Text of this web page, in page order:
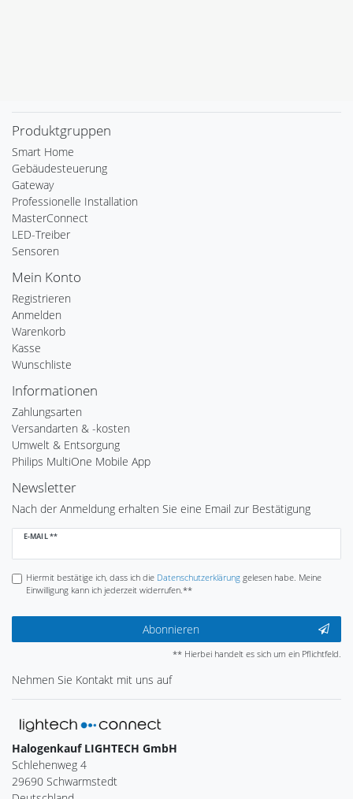
Produktgruppen
Smart Home
Gebäudesteuerung
Gateway
Professionelle Installation
MasterConnect
LED-Treiber
Sensoren
Mein Konto
Registrieren
Anmelden
Warenkorb
Kasse
Wunschliste
Informationen
Zahlungsarten
Versandarten & -kosten
Umwelt & Entsorgung
Philips MultiOne Mobile App
Newsletter
Nach der Anmeldung erhalten Sie eine Email zur Bestätigung
E-MAIL **
Newsletter
Hiermit bestätige ich, dass ich die Daten­schutz­erklärunggelesen habe. Meine
Einwilligung kann ich jederzeit widerrufen.**
Abonnieren
** Hierbei handelt es sich um ein Pflichtfeld.
Nehmen Sie Kontakt mit uns auf
Halogenkauf LIGHTECH GmbH
Schlehenweg 4
29690 Schwarmstedt